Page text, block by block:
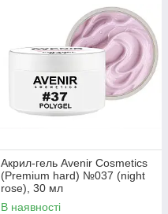
Акрил-гель Avenir Cosmetics
(Premium hard) №037 (night
rose), 30 мл
В наявності